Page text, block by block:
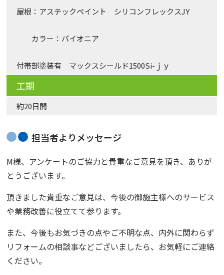
屋根：アステックペイント シリコンフレックスJY
カラー：パイオニア
付帯部塗装有 マックスシールド1500Si-ｊｙ
工期
約20日間
担当者よりメッセージ
M様、アンケートのご協力と貴重なご意見を頂き、ありが
とうございます。
頂きました貴重なご意見は、今後の御施主様へのサービス
や業務改善に役立てて参ります。
また、今後もお気づきの点やご不明な点、内外に関わらず
リフォームの相談事などございましたら、お気軽にご連絡
ください。